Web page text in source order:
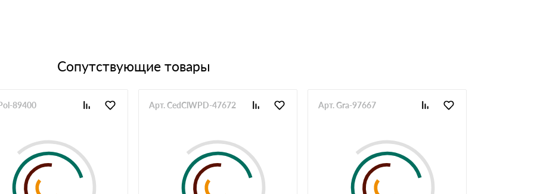
Сопутствующие товары
89400 Арт. CedClWPD-47672 Арт. Gra-97667